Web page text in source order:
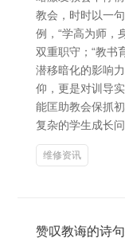
教会，时时以一
例，“学高为师，
双重职守；“教书
潜移暗化的影响
仰，更是对训导
能匡助教会保抓
复杂的学生成长
维修资讯
赞叹教诲的诗